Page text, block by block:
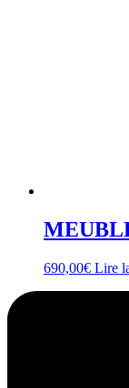
690,00€ Lire